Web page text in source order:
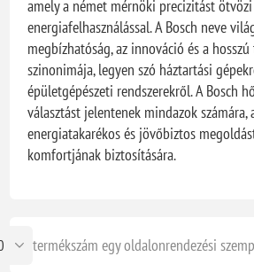
amely a német mérnöki precizitást
energiafelhasználással. A Bosch neve
megbízhatóság, az innováció és a
szinonimája, legyen szó háztartási
épületgépészeti rendszerekről. A Bosch
választást jelentenek mindazok számára,
energiatakarékos és jövőbiztos
komfortjának biztosítására.
rendezési
termékszám egy oldalon